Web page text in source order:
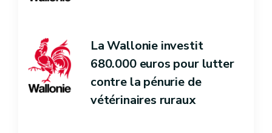
La Wallonie investit
680.000 euros pour lutter
contre la pénurie de
vétérinaires ruraux